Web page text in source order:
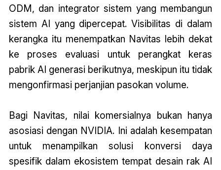
ODM, dan integrator sistem yang membangun
sistem AI yang dipercepat. Visibilitas di dalam
kerangka itu menempatkan Navitas lebih dekat
ke proses evaluasi untuk perangkat keras
pabrik AI generasi berikutnya, meskipun itu tidak
mengonfirmasi perjanjian pasokan volume.
Bagi Navitas, nilai komersialnya bukan hanya
asosiasi dengan NVIDIA. Ini adalah kesempatan
untuk menampilkan solusi konversi daya
spesifik dalam ekosistem tempat desain rak AI